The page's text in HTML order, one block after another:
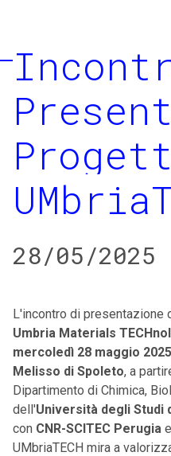
28/05/
L'incontro di presentazione
Umbria Materials
mercoledì 28 maggio 2025
Melisso di Spoleto, a
Dipartimento di Chimica,
dell'Università degli Studi
con CNR-SCITEC Perugia e
UMbriaTECH mira a